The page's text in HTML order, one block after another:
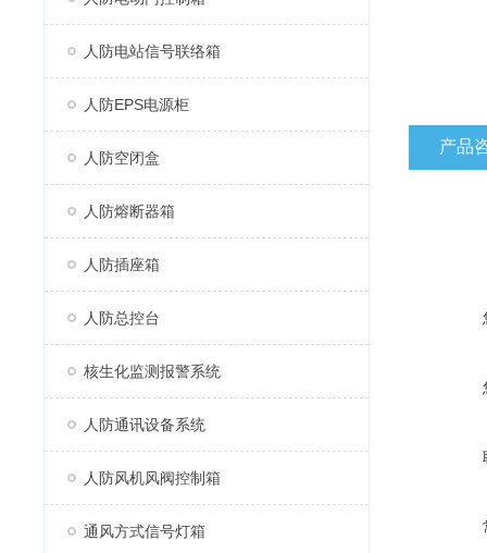
人防电站信号联络箱
人防EPS电源柜
人防空闭盒
人防熔断器箱
人防插座箱
人防总控台
核生化监测报警系统
人防通讯设备系统
人防风机风阀控制箱
通风方式信号灯箱
产品